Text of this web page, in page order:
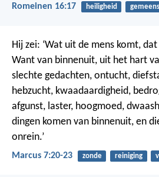
Romeinen 16:17 heiligheid
Hij zei: ‘Wat uit de mens komt,
Want van binnenuit, uit het hart
slechte gedachten, ontucht,
hebzucht, kwaadaardigheid,
afgunst, laster, hoogmoed,
dingen komen van binnenuit, en
onrein.’
Marcus 7:20-23 zonde reiniging